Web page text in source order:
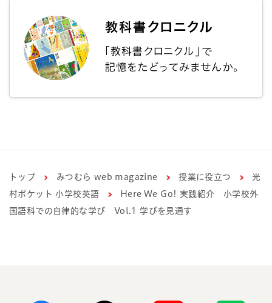
トップ みつむら web magazine 授業に役立つ
光
村ポケット 小学校英語
Here We Go! 実践紹介 小学校外
国語科での自律的な学び Vol.1 学びを見通す